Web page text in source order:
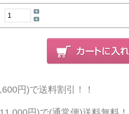
円)で送料割引！！